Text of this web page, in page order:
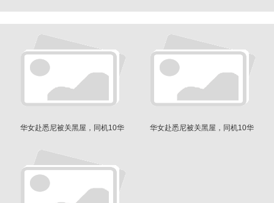
华女赴悉尼被关黑屋，同机10华
华女赴悉尼被关黑屋，同机10华